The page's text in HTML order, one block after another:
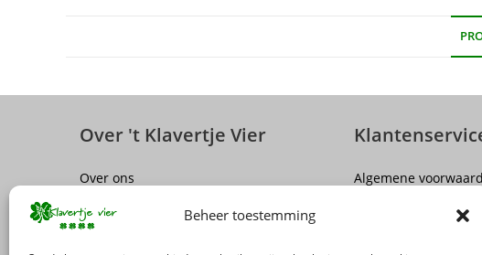
Beheer toestemming
Over 't Klavertje Vier
Over ons
Vacatures
Algemene